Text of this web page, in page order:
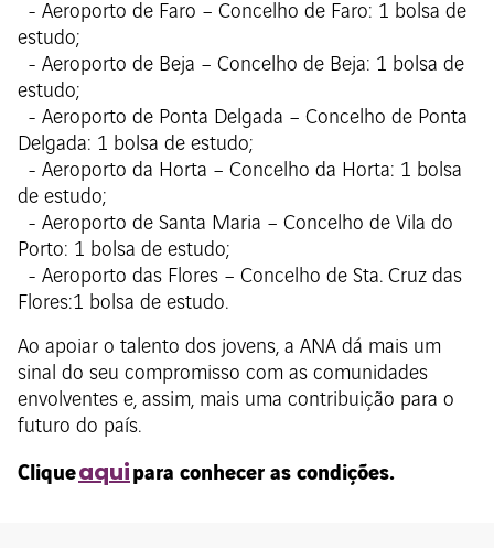
- Aeroporto de Faro – Concelho de Faro: 1 bolsa de
estudo;
- Aeroporto de Beja – Concelho de Beja: 1 bolsa de
estudo;
- Aeroporto de Ponta Delgada – Concelho de Ponta
Delgada: 1 bolsa de estudo;
- Aeroporto da Horta – Concelho da Horta: 1 bolsa
de estudo;
- Aeroporto de Santa Maria – Concelho de Vila do
Porto: 1 bolsa de estudo;
- Aeroporto das Flores – Concelho de Sta. Cruz das
Flores:1 bolsa de estudo.
Ao apoiar o talento dos jovens, a ANA dá mais um
sinal do seu compromisso com as comunidades
envolventes e, assim, mais uma contribuição para o
futuro do país.
Cliqueaquipara conhecer as condições.